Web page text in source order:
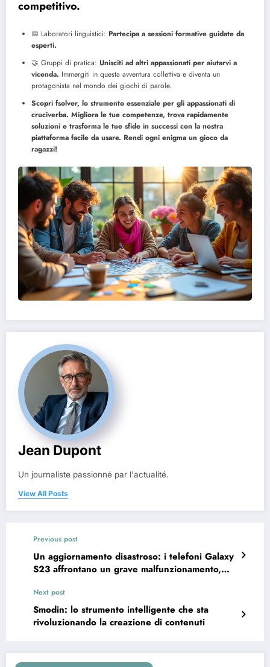
competitivo.
📅 Laboratori linguistici: Partecipa a sessioni formative guidate da
esperti.
🤝 Gruppi di pratica: Unisciti ad altri appassionati per aiutarvi a
vicenda. Immergiti in questa avventura collettiva e diventa un
protagonista nel mondo dei giochi di parole.
Scopri fsolver, lo strumento essenziale per gli appassionati di
cruciverba. Migliora le tue competenze, trova rapidamente
soluzioni e trasforma le tue sfide in successi con la nostra
piattaforma facile da usare. Rendi ogni enigma un gioco da
ragazzi!
Jean Dupont
Un journaliste passionné par l'actualité.
View All Posts
Previous post
Un aggiornamento disastroso: i telefoni Galaxy
S23 affrontano un grave malfunzionamento,
Next post
Smodin: lo strumento intelligente che sta
rivoluzionando la creazione di contenuti